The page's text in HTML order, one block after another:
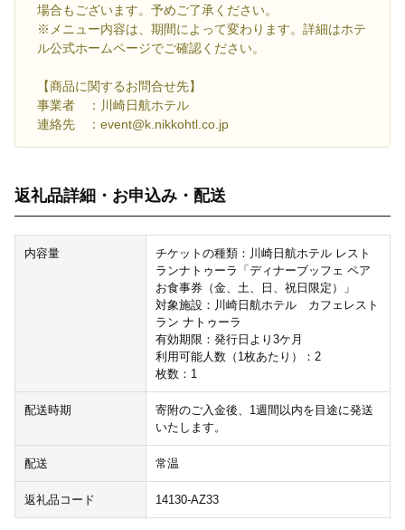
場合もございます。予めご了承ください。
※メニュー内容は、期間によって変わります。詳細はホテ
ル公式ホームページでご確認ください。
【商品に関するお問合せ先】
事業者 ：川崎日航ホテル
連絡先 ：event@k.nikkohtl.co.jp
返礼品詳細・お申込み・配送
内容量
チケットの種類：川崎日航ホテル レスト
ランナトゥーラ「ディナーブッフェ ペア
お食事券（金、土、日、祝日限定）」
対象施設：川崎日航ホテル カフェレスト
ラン ナトゥーラ
有効期限：発行日より3ケ月
利用可能人数（1枚あたり）：2
枚数：1
配送時期
寄附のご入金後、1週間以内を目途に発送
いたします。
配送 常温
返礼品コード 14130-AZ33